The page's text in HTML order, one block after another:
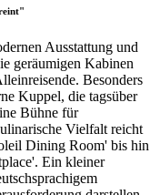
Ausstattung und
geräumigen Kabinen
Besonders
Kuppel, die tagsüber
Bühne für
Vielfalt reicht
Dining Room' bis hin
Ein kleiner